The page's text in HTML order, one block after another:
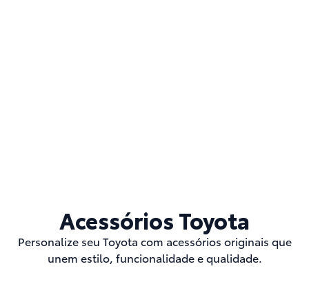
Acessórios Toyota
Personalize seu Toyota com acessórios originais que
unem estilo, funcionalidade e qualidade.